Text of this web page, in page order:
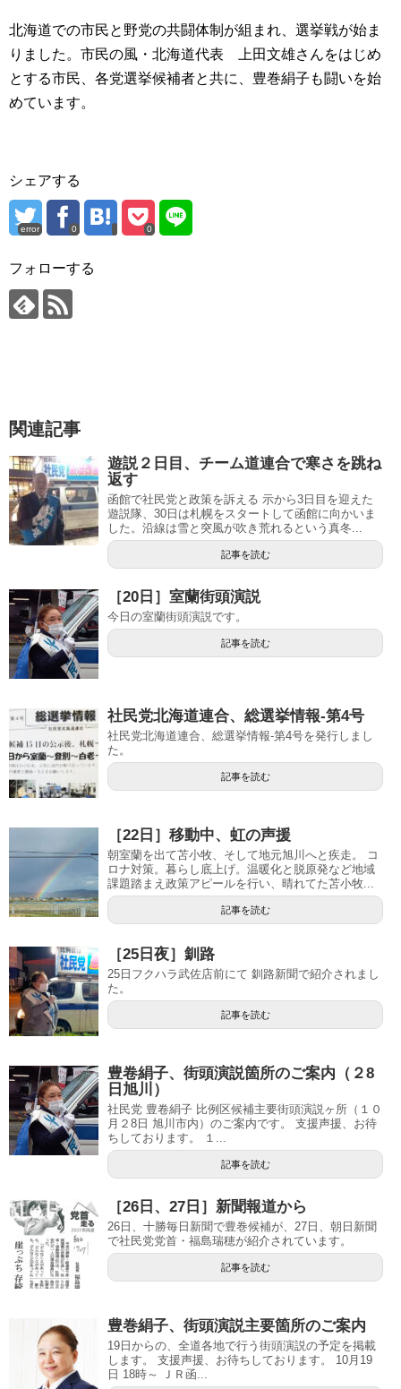
北海道での市民と野党の共闘体制が組まれ、選挙戦が始ま
りました。市民の風・北海道代表 上田文雄さんをはじめ
とする市民、各党選挙候補者と共に、豊巻絹子も闘いを始
めています。
シェアする
error 0 0
フォローする
関連記事
遊説２日目、チーム道連合で寒さを跳ね
返す
函館で社民党と政策を訴える 示から3日目を迎えた
遊説隊、30日は札幌をスタートして函館に向かいま
した。沿線は雪と突風が吹き荒れるという真冬...
記事を読む
［20日］室蘭街頭演説
今日の室蘭街頭演説です。
記事を読む
社民党北海道連合、総選挙情報-第4号
社民党北海道連合、総選挙情報-第4号を発行しまし
た。
記事を読む
［22日］移動中、虹の声援
朝室蘭を出て苫小牧、そして地元旭川へと疾走。 コ
ロナ対策。暮らし底上げ。温暖化と脱原発など地域
課題踏まえ政策アピールを行い、晴れてた苫小牧...
記事を読む
［25日夜］釧路
25日フクハラ武佐店前にて 釧路新聞で紹介されまし
た。
記事を読む
豊卷絹子、街頭演説箇所のご案内（２8
日旭川）
社民党 豊卷絹子 比例区候補主要街頭演説ヶ所（１０
月２8日 旭川市内）のご案内です。 支援声援、お待
ちしております。 １...
記事を読む
［26日、27日］新聞報道から
26日、十勝毎日新聞で豊巻候補が、27日、朝日新聞
で社民党党首・福島瑞穂が紹介されています。
記事を読む
豊巻絹子、街頭演説主要箇所のご案内
19日からの、全道各地で行う街頭演説の予定を掲載
します。 支援声援、お待ちしております。 10月19
日 18時～ ＪＲ函...